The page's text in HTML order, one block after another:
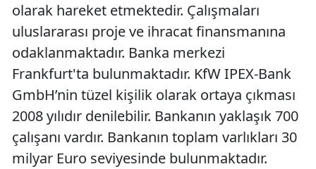
olarak hareket etmektedir. Çalışmaları
uluslararası proje ve ihracat finansmanına
odaklanmaktadır. Banka merkezi
Frankfurt'ta bulunmaktadır. KfW IPEX-Bank
GmbH’nin tüzel kişilik olarak ortaya çıkması
2008 yılıdır denilebilir. Bankanın yaklaşık 700
çalışanı vardır. Bankanın toplam varlıkları 30
milyar Euro seviyesinde bulunmaktadır.